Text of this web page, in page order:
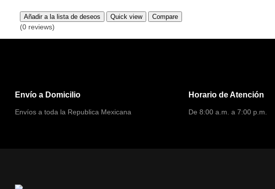
Añadir a la lista de deseos Quick view Compare
(0 reviews)
Envío a Domicilio
Envíos a toda la Republica Mexicana
Horario de Atención
De 8:00 a.m. a 7:00 p.m.